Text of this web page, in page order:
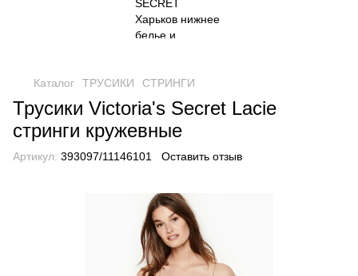
Каталог ТРУСИКИ СТРИНГИ
Трусики Victoria's Secret Lacie
стринги кружевные
Артикул: 393097/11146101 Оставить отзыв